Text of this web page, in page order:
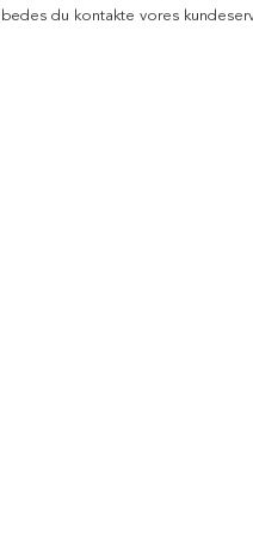
bedes du kontakte vores